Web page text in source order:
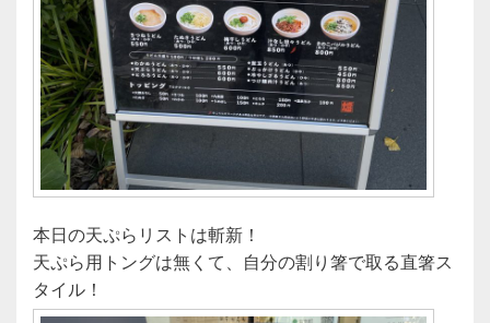
本日の天ぷらリストは斬新！
天ぷら用トングは無くて、自分の割り箸で取る直箸ス
タイル！